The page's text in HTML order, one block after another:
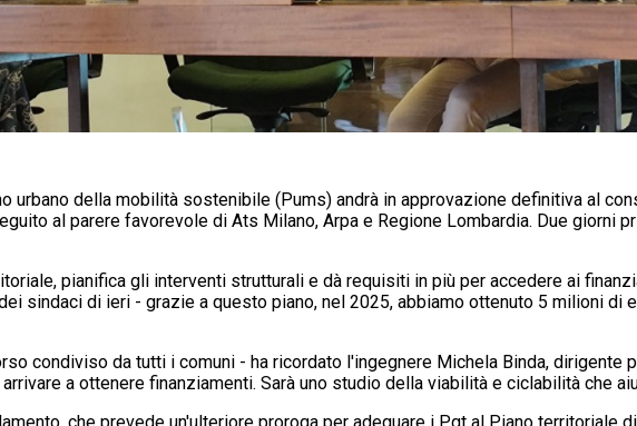
urbano della mobilità sostenibile (Pums) andrà in approvazione definitiva al
al parere favorevole di Ats Milano, Arpa e Regione Lombardia. Due giorni
pianifica gli interventi strutturali e dà requisiti in più per accedere ai
sindaci di ieri - grazie a questo piano, nel 2025, abbiamo ottenuto 5 milioni di
condiviso da tutti i comuni - ha ricordato l'ingegnere Michela Binda,
a ottenere finanziamenti. Sarà uno studio della viabilità e ciclabilità che